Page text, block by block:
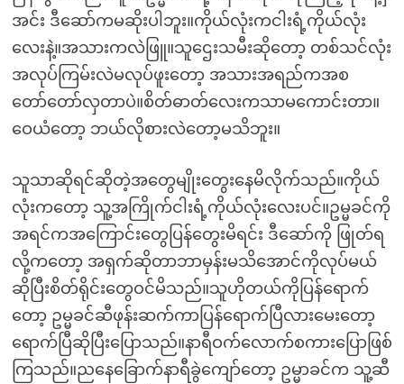
အင်း ဒီဆော်ကမဆိုးပါဘူး။ကိုယ်လုံးကငါးရံ့ကိုယ်လုံး
လေးနဲ့။အသားကလဲဖြူ။သူဌေးသမီးဆိုတော့ တစ်သင်လုံး
အလုပ်ကြမ်းလဲမလုပ်ဖူးတော့ အသားအရည်ကအစ
တော်တော်လှတာပဲ။စိတ်ဓာတ်လေးကသာမကောင်းတာ။
ဝေယံတော့ ဘယ်လိုစားလဲတော့မသိဘူး။
သူသာဆိုရင်ဆိုတဲ့အတွေမျိုးတွေးနေမိလိုက်သည်။ကိုယ်
လုံးကတော့ သူ့အကြိုက်ငါးရံ့ကိုယ်လုံးလေးပင်။ဥမ္မခင်ကို
အရင်ကအကြောင်းတွေပြန်တွေးမိရင်း ဒီဆော်ကို ဖြုတ်ရ
လို့ကတော့ အရှက်ဆိုတာဘာမှန်းမသိအောင်ကိုလုပ်မယ်
ဆိုပြီးစိတ်ရိုင်းတွေဝင်မိသည်။သူဟိုတယ်ကိုပြန်ရောက်
တော့ ဥမ္မခင်ဆီဖုန်းဆက်ကာပြန်ရောက်ပြီလားမေးတော့
ရောက်ပြီဆိုပြီးပြောသည်။နာရီဝက်လောက်စကားပြောဖြစ်
ကြသည်။ညနေခြောက်နာရီခွဲကျော်တော့ ဥမ္မာခင်က သူ့ဆီ